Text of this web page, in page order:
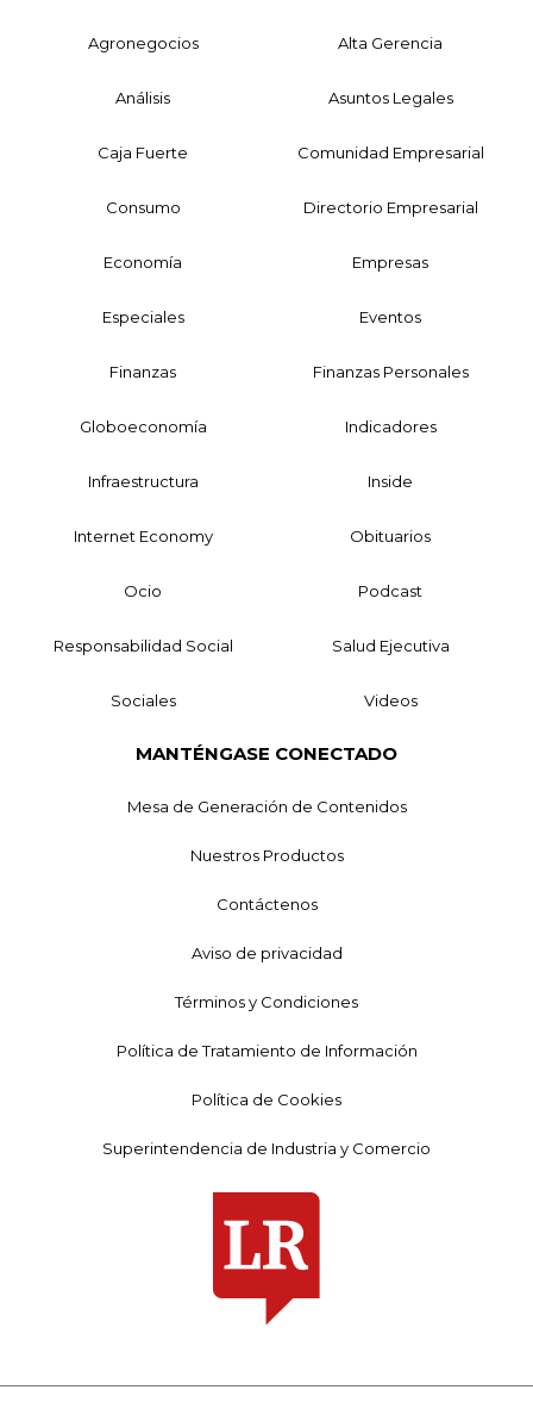
Agronegocios Alta Gerencia
Análisis Asuntos Legales
Caja Fuerte Comunidad Empresarial
Consumo Directorio Empresarial
Economía Empresas
Especiales Eventos
Finanzas Finanzas Personales
Globoeconomía Indicadores
Infraestructura Inside
Internet Economy Obituarios
Ocio Podcast
Responsabilidad Social Salud Ejecutiva
Sociales Videos
MANTÉNGASE CONECTADO
Mesa de Generación de Contenidos
Nuestros Productos
Contáctenos
Aviso de privacidad
Términos y Condiciones
Política de Tratamiento de Información
Política de Cookies
Superintendencia de Industria y Comercio